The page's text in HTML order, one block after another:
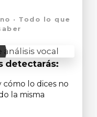
· Todo lo que
detectarás:
lo dices no
la misma